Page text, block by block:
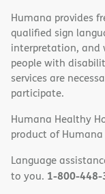
Humana provides
qualified sign
interpretation,
people with
services are
participate.
Humana Healthy
product of
Language
to you. 1-800-448-